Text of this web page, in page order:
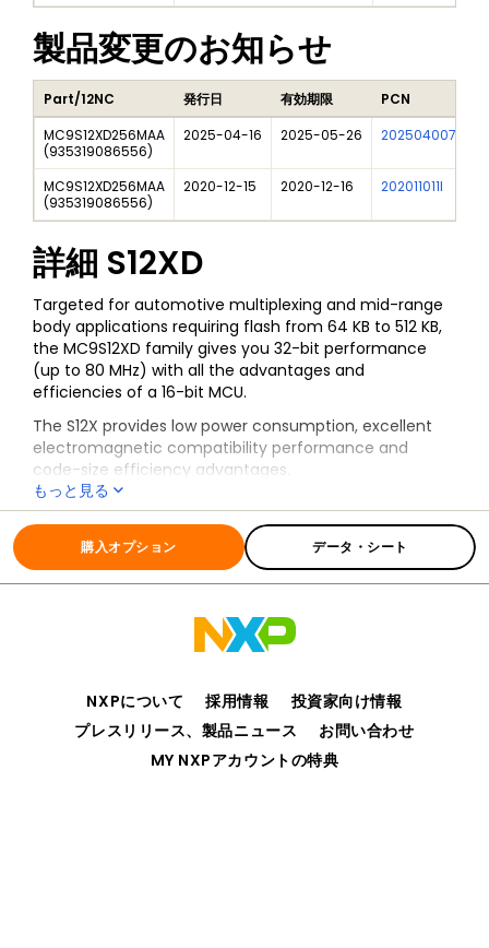
製品変更のお知らせ
Part/12NC 発行日 有効期限 PCN
MC9S12XD256MAA
(935319086556)
2025-04-16 2025-05-26 202504007I
MC9S12XD256MAA
(935319086556)
2020-12-15 2020-12-16 202011011I
詳細 S12XD
Targeted for automotive multiplexing and mid-range
body applications requiring flash from 64 KB to 512 KB,
the MC9S12XD family gives you 32-bit performance
(up to 80 MHz) with all the advantages and
efficiencies of a 16-bit MCU.
The S12X provides low power consumption, excellent
electromagnetic compatibility performance and
code-size efficiency advantages.
もっと見る
全ての情報 S12XD
購入オプション データ・シート
NXPについて 採用情報
投資家向け情報
プレスリリース、製品ニュース
お問い合わせ
MY NXPアカウントの特典